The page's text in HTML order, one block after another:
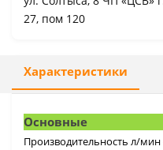
27, пом 120
Характеристики
Основные
Производительность л/